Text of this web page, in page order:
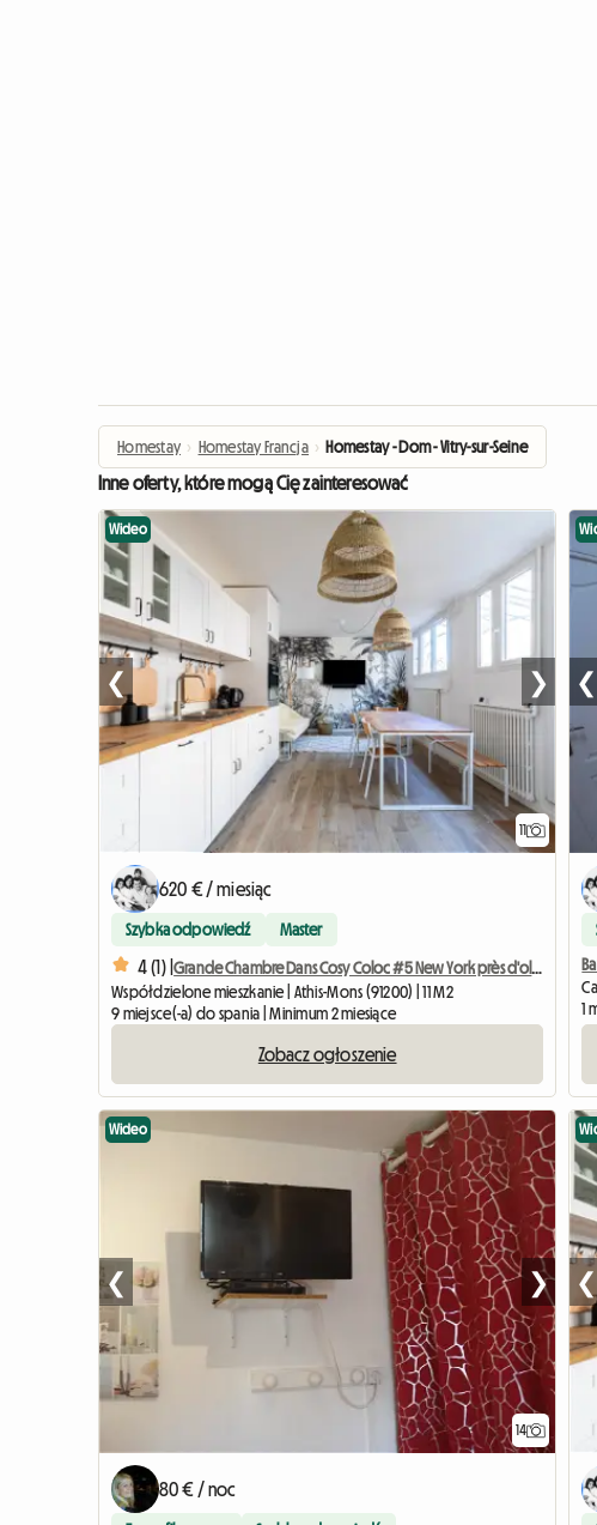
Homestay › Homestay Francja › Homestay - Dom - Vitry-sur-Seine
Inne oferty, które mogą Cię zainteresować
11
Wideo
❮ ❯
620 € / miesiąc
Szybka odpowiedź Master
4 (1) |
Grande Chambre Dans Cosy Coloc #5 New York près d'olry
Współdzielone mieszkanie | Athis-Mons (91200) | 11 M2
9 miejsce(-a) do spania | Minimum 2 miesiące
Zobacz ogłoszenie
❮
1
14
Wideo
❮ ❯
80 € / noc
❮